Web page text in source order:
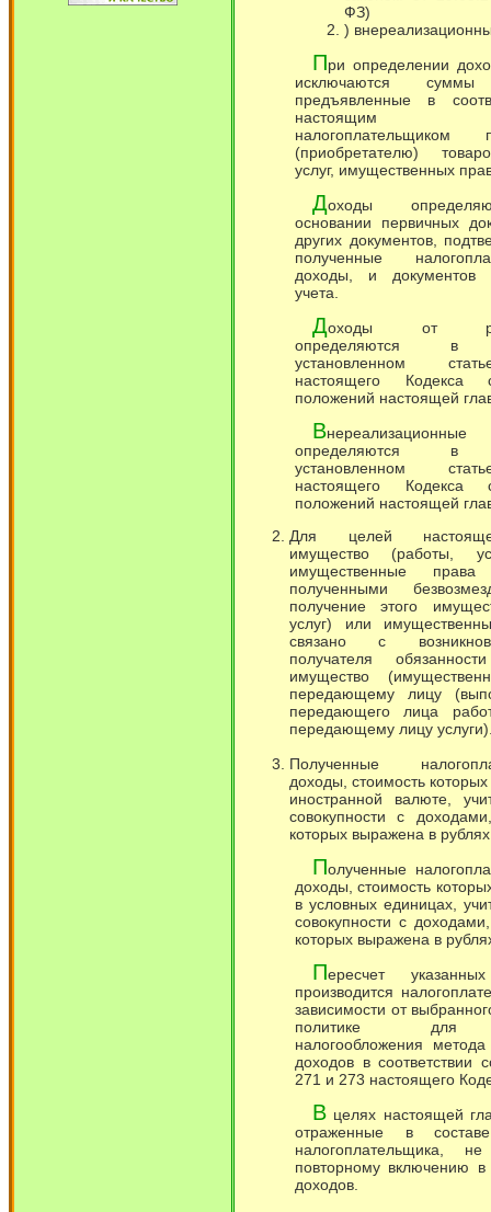
ФЗ)
)
При определении
исключаются суммы
предъявленные в
настоящим
налогоплательщиком
(приобретателю)
услуг, имущественных
Доходы
основании первичных
других документов,
полученные
доходы, и документов
учета.
Доходы от
определяются в
установленном
настоящего Кодекса
положений настоящей
В
определяются в
установленном
настоящего Кодекса
положений настоящей
Для целей
имущество (работы,
имущественные права
полученными
получение этого
услуг) или
связано с
получателя
имущество
передающему лицу
передающего лица
передающему лицу
Полученные
доходы, стоимость
иностранной валюте,
совокупности с
которых выражена в
Полученные
доходы, стоимость
в условных единицах,
совокупности с
которых выражена в
Пересчет
производится
зависимости от
политике для
налогообложения
доходов в соответствии
271 и 273 настоящего
В целях настоящей
отраженные в
налогоплательщика,
повторному включению в
доходов.